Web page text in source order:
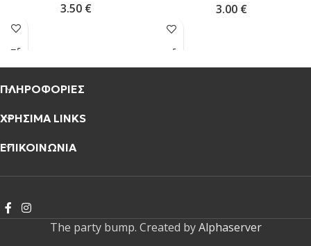
3.50 € 3.00 €
ΠΛΗΡΟΦΟΡΙΕΣ
ΧΡΗΣΙΜΑ LINKS
ΕΠΙΚΟΙΝΩΝΙΑ
The party bump. Created byAlphaserver